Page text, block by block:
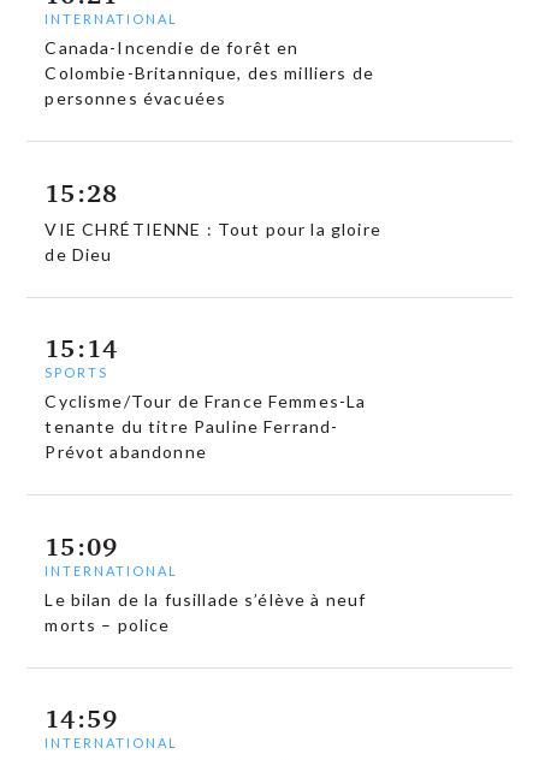
INTERNATIONAL
Canada-Incendie de forêt en
Colombie-Britannique, des milliers de
personnes évacuées
15:28
VIE CHRÉTIENNE : Tout pour la gloire
de Dieu
15:14
SPORTS
Cyclisme/Tour de France Femmes-La
tenante du titre Pauline Ferrand-
Prévot abandonne
15:09
INTERNATIONAL
Le bilan de la fusillade s’élève à neuf
morts – police
14:59
INTERNATIONAL